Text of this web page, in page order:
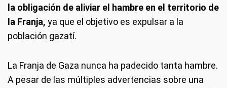
la obligación de aliviar el hambre en el territorio de
la Franja, ya que el objetivo es expulsar a la
población gazatí.
La Franja de Gaza nunca ha padecido tanta hambre.
A pesar de las múltiples advertencias sobre una